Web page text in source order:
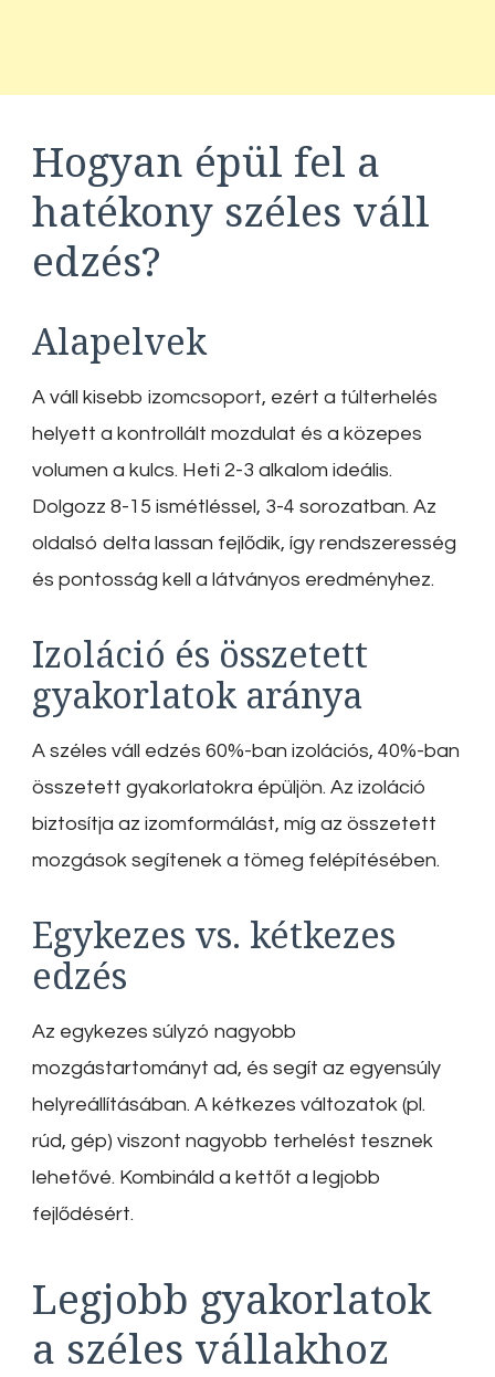
Hogyan épül fel a
hatékony széles váll
edzés?
Alapelvek
A váll kisebb izomcsoport, ezért a túlterhelés
helyett a kontrollált mozdulat és a közepes
volumen a kulcs. Heti 2-3 alkalom ideális.
Dolgozz 8-15 ismétléssel, 3-4 sorozatban. Az
oldalsó delta lassan fejlődik, így rendszeresség
és pontosság kell a látványos eredményhez.
Izoláció és összetett
gyakorlatok aránya
A széles váll edzés 60%-ban izolációs, 40%-ban
összetett gyakorlatokra épüljön. Az izoláció
biztosítja az izomformálást, míg az összetett
mozgások segítenek a tömeg felépítésében.
Egykezes vs. kétkezes
edzés
Az egykezes súlyzó nagyobb
mozgástartományt ad, és segít az egyensúly
helyreállításában. A kétkezes változatok (pl.
rúd, gép) viszont nagyobb terhelést tesznek
lehetővé. Kombináld a kettőt a legjobb
fejlődésért.
Legjobb gyakorlatok
a széles vállakhoz